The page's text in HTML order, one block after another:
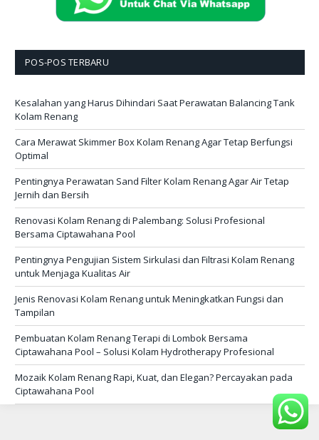
POS-POS TERBARU
Kesalahan yang Harus Dihindari Saat Perawatan Balancing Tank
Kolam Renang
Cara Merawat Skimmer Box Kolam Renang Agar Tetap Berfungsi
Optimal
Pentingnya Perawatan Sand Filter Kolam Renang Agar Air Tetap
Jernih dan Bersih
Renovasi Kolam Renang di Palembang: Solusi Profesional
Bersama Ciptawahana Pool
Pentingnya Pengujian Sistem Sirkulasi dan Filtrasi Kolam Renang
untuk Menjaga Kualitas Air
Jenis Renovasi Kolam Renang untuk Meningkatkan Fungsi dan
Tampilan
Pembuatan Kolam Renang Terapi di Lombok Bersama
Ciptawahana Pool – Solusi Kolam Hydrotherapy Profesional
Mozaik Kolam Renang Rapi, Kuat, dan Elegan? Percayakan pada
Ciptawahana Pool